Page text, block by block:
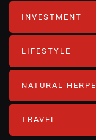
INVESTMENT
LIFESTYLE
NATURAL
TRAVEL